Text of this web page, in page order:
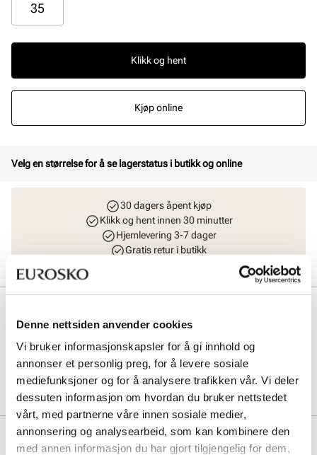
Denne nettsiden anvender cookies
Vi bruker informasjonskapsler for å gi innhold og
annonser et personlig preg, for å levere sosiale
mediefunksjoner og for å analysere trafikken vår. Vi deler
dessuten informasjon om hvordan du bruker nettstedet
vårt, med partnerne våre innen sosiale medier,
annonsering og analysearbeid, som kan kombinere den
med annen informasjon du har gjort tilgjengelig for dem,
35
Klikk og hent
Kjøp online
Velg en størrelse for å se lagerstatus i butikk og online
30 dagers åpent kjøp
Klikk og hent innen 30 minutter
Hjemlevering 3-7 dager
Gratis retur i butikk
26V4649
Produktdetaljer